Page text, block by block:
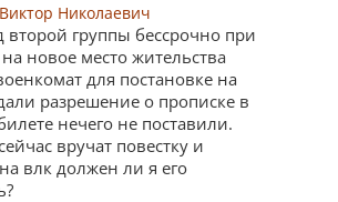
Николаевич
второй группы бессрочно при
новое место жительства
для постановке на
разрешение о прописке в
нечего не поставили.
вручат повестку и
влк должен ли я его